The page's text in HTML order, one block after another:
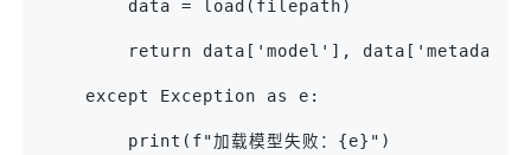
        data = load(filepath)
return data['model'],
    except Exception as e:
        print(f"加载模型失败：{e}")